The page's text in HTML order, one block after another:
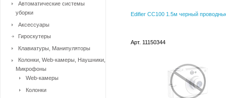
Edifier CC100 1.5м черный
Арт. 11150344
Автоматические системы
уборки
Аксессуары
Гироскутеры
Клавиатуры, Манипуляторы
Колонки, Web-камеры, Наушники,
Микрофоны
Web-камеры
Колонки